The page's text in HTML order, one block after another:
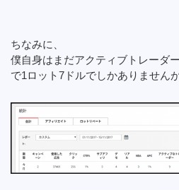
ちなみに、
僕自身はまだアクティブトレーダ
で1ロット7ドルでしかありませんが